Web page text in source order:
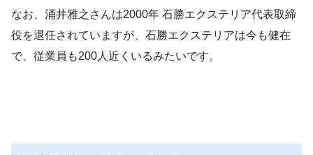
なお、涌井雅之さんは2000年 石勝エクステリア代表取締
役を退任されていますが、石勝エクステリアは今も健在
で、従業員も200人近くいるみたいです。